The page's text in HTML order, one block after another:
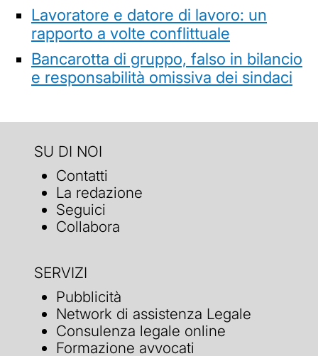
Lavoratore e datore di lavoro: un
rapporto a volte conflittuale
Bancarotta di gruppo, falso in bilancio
e responsabilità omissiva dei sindaci
SU DI NOI
Contatti
La redazione
Seguici
Collabora
SERVIZI
Pubblicità
Network di assistenza Legale
Consulenza legale online
Formazione avvocati